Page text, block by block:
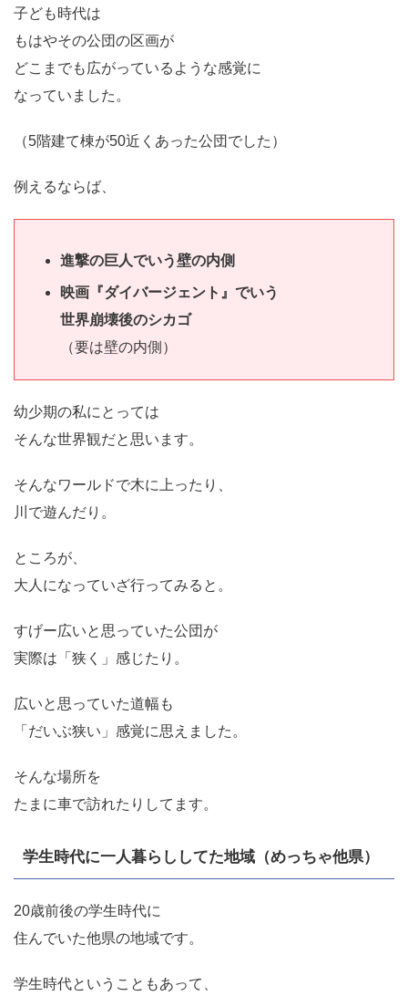
子ども時代は
もはやその公団の区画が
どこまでも広がっているような感覚に
なっていました。
（5階建て棟が50近くあった公団でした）
例えるならば、
進撃の巨人でいう壁の内側
映画『ダイバージェント』でいう
世界崩壊後のシカゴ
（要は壁の内側）
幼少期の私にとっては
そんな世界観だと思います。
そんなワールドで木に上ったり、
川で遊んだり。
ところが、
大人になっていざ行ってみると。
すげー広いと思っていた公団が
実際は「狭く」感じたり。
広いと思っていた道幅も
「だいぶ狭い」感覚に思えました。
そんな場所を
たまに車で訪れたりしてます。
学生時代に一人暮らししてた地域（めっちゃ他県）
20歳前後の学生時代に
住んでいた他県の地域です。
学生時代ということもあって、